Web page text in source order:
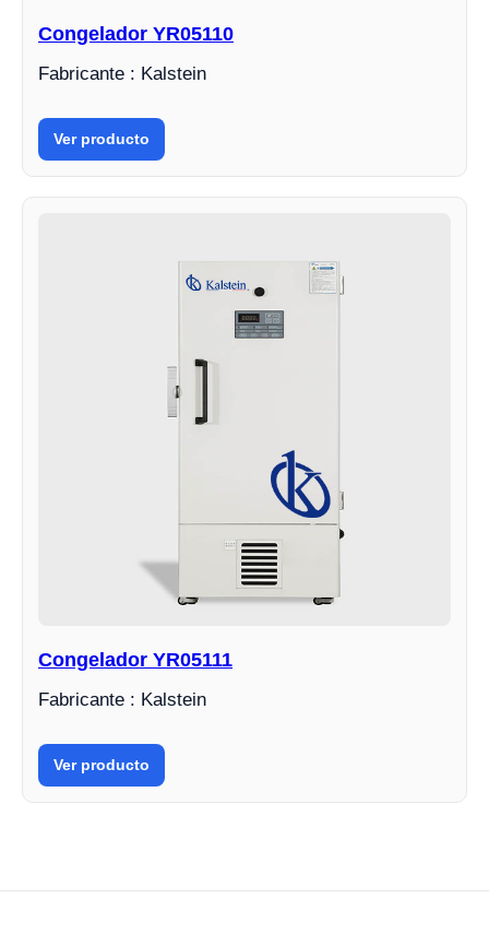
Congelador YR05110
Fabricante : Kalstein
Ver producto
Congelador YR05111
Fabricante : Kalstein
Ver producto